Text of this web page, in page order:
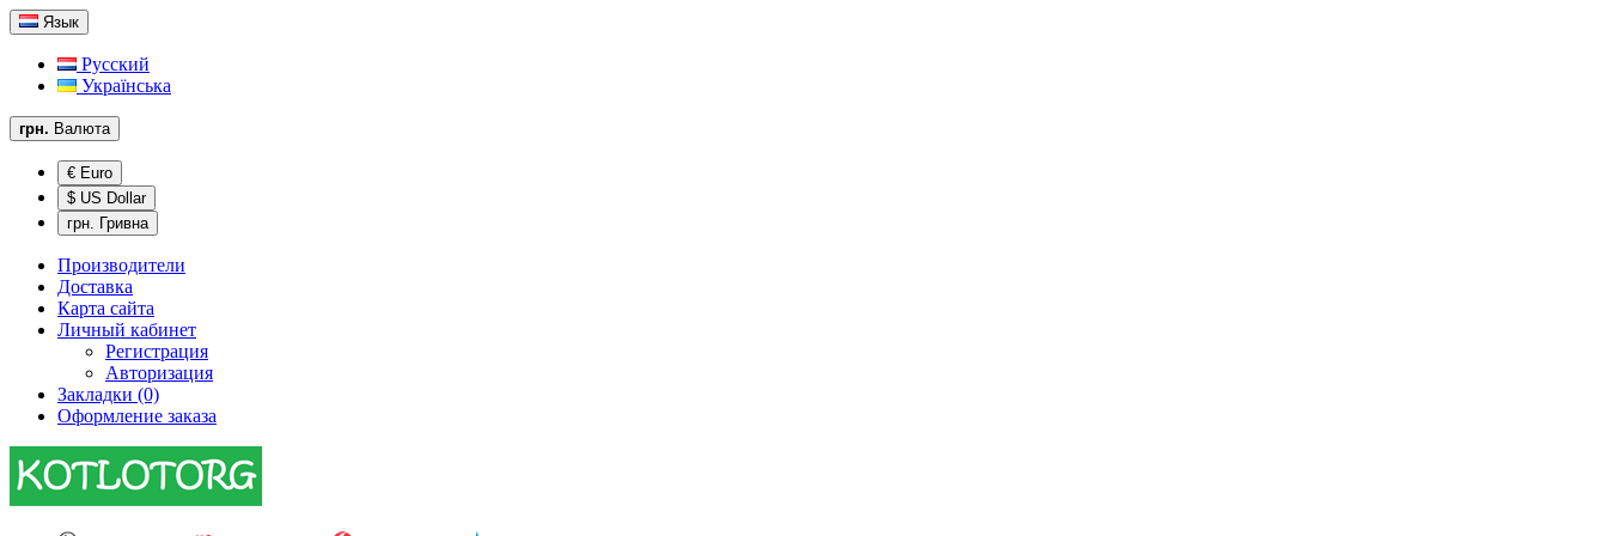
Язык
Русский
Українська
грн. Валюта
€ Euro
$ US Dollar
грн. Гривна
Производители
Доставка
Карта сайта
Личный кабинет
Регистрация
Авторизация
Закладки (0)
Оформление заказа